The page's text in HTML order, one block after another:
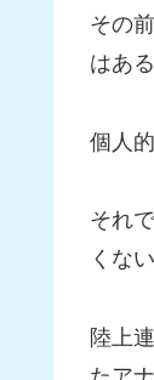
その
はあ
個人
それ
くな
陸上